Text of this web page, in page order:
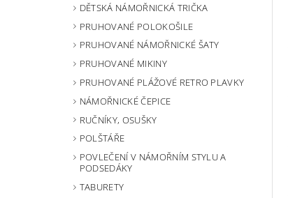
DĚTSKÁ NÁMOŘNICKÁ TRIČKA
PRUHOVANÉ POLOKOŠILE
PRUHOVANÉ NÁMOŘNICKÉ ŠATY
PRUHOVANÉ MIKINY
PRUHOVANÉ PLÁŽOVÉ RETRO PLAVKY
NÁMOŘNICKÉ ČEPICE
RUČNÍKY, OSUŠKY
POLŠTÁŘE
POVLEČENÍ V NÁMOŘNÍM STYLU A
PODSEDÁKY
TABURETY